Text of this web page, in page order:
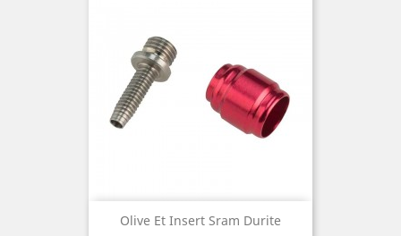
Olive Et Insert Sram Durite